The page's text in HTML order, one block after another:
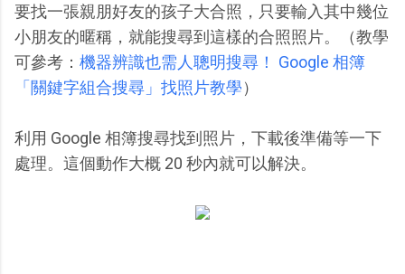
要找一張親朋好友的孩子大合照，只要輸入其中幾位
小朋友的暱稱，就能搜尋到這樣的合照照片。（教學
可參考： 機器辨識也需人聰明搜尋！ Google 相簿
「關鍵字組合搜尋」找照片教學）
利用 Google 相簿搜尋找到照片，下載後準備等一下
處理。這個動作大概 20 秒內就可以解決。